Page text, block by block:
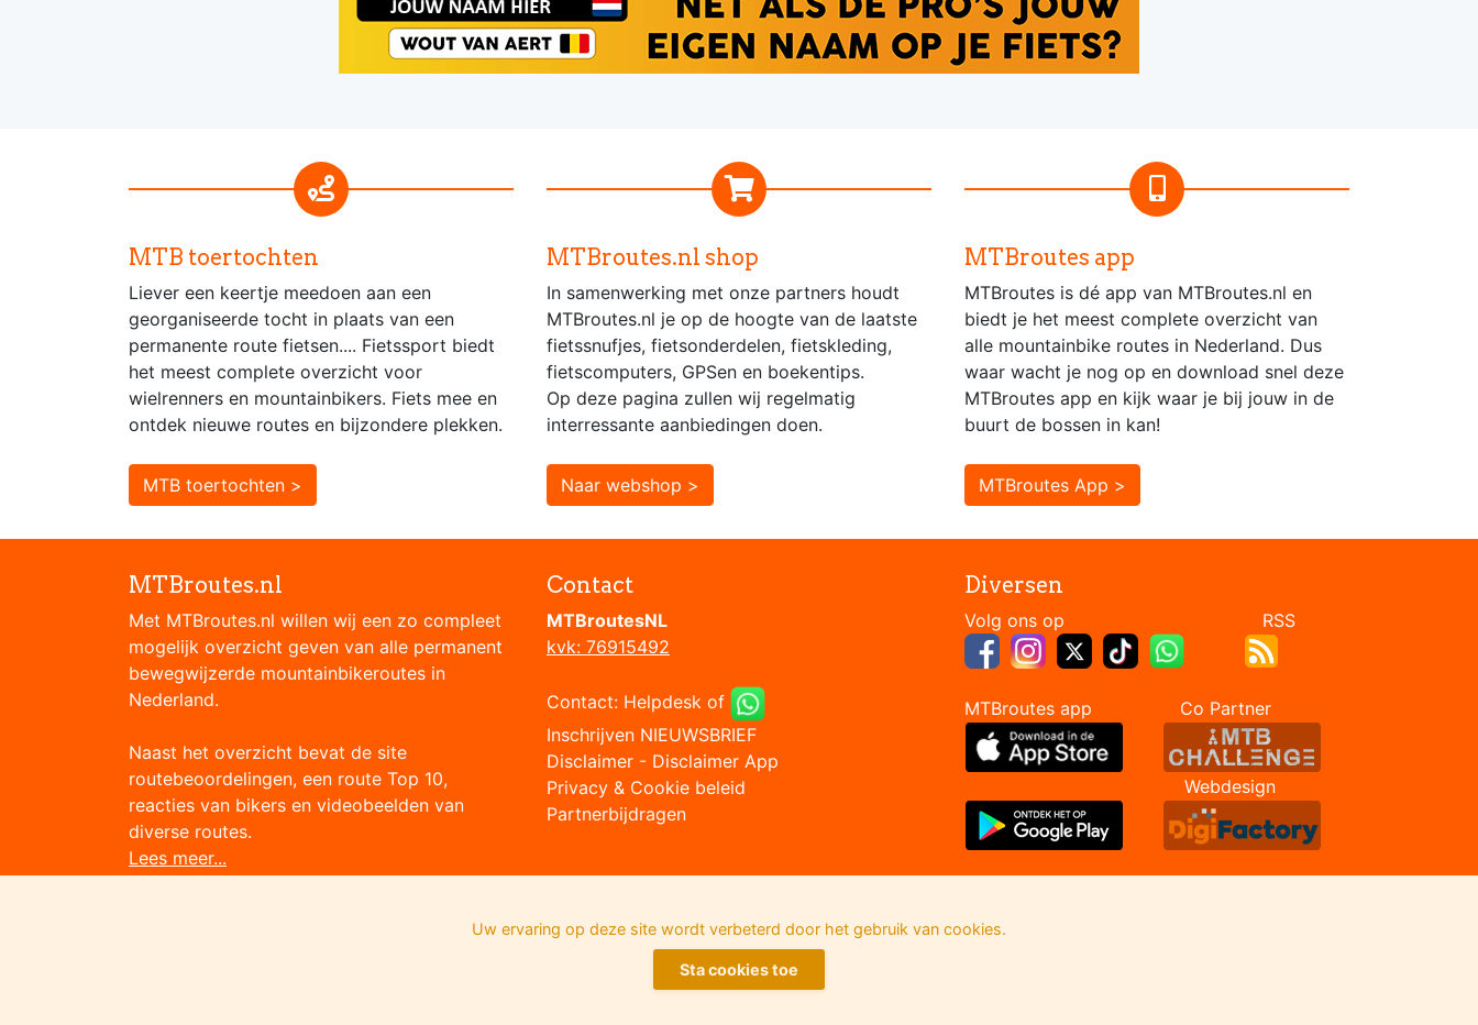
MTB toertochten
Liever een keertje meedoen aan een
georganiseerde tocht in plaats van een
permanente route fietsen.... Fietssport biedt
het meest complete overzicht voor
wielrenners en mountainbikers. Fiets mee en
ontdek nieuwe routes en bijzondere plekken.
MTB toertochten >
MTBroutes.nl shop
In samenwerking met onze partners houdt
MTBroutes.nl je op de hoogte van de laatste
fietssnufjes, fietsonderdelen, fietskleding,
fietscomputers, GPSen en boekentips.
Op deze pagina zullen wij regelmatig
interressante aanbiedingen doen.
Naar webshop >
MTBroutes app
MTBroutes is dé app van MTBroutes.nl en
biedt je het meest complete overzicht van
alle mountainbike routes in Nederland. Dus
waar wacht je nog op en download snel deze
MTBroutes app en kijk waar je bij jouw in de
buurt de bossen in kan!
MTBroutes App >
MTBroutes.nl
Met MTBroutes.nl willen wij een zo compleet
mogelijk overzicht geven van alle permanent
bewegwijzerde mountainbikeroutes in
Nederland.
Naast het overzicht bevat de site
routebeoordelingen, een route Top 10,
reacties van bikers en videobeelden van
diverse routes.
Lees meer...
Contact
MTBroutesNL
kvk: 76915492
Contact: Helpdesk of
Inschrijven NIEUWSBRIEF
Disclaimer - Disclaimer App
Privacy & Cookie beleid
Partnerbijdragen
Diversen
Volg ons op RSS
MTBroutes app Co Partner
Webdesign
Uw ervaring op deze site wordt verbeterd door het gebruik van cookies.
Sta cookies toe